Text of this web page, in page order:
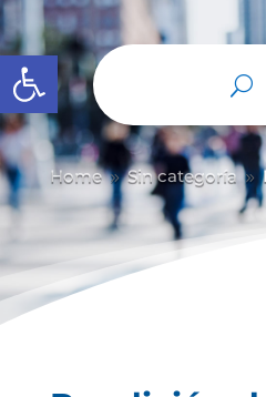
Abrir barra de herramientas
Home 9 Sin categoría 9